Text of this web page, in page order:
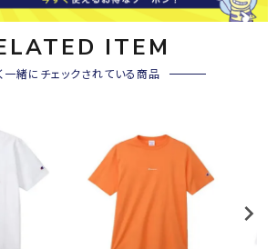
ITEM
一緒にチェックされている商品